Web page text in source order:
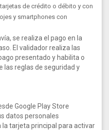
de crédito o débito y con
y smartphones con
se realiza el pago en la
El validador realiza las
presentado y habilita o
las reglas de seguridad y
Google Play Store
datos personales
la tarjeta principal para activar